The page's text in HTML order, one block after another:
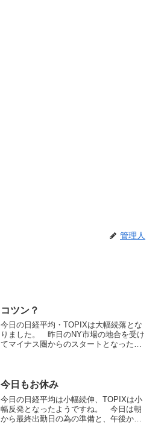
管理人
コツン？
今日の日経平均・TOPIXは大幅続落とな
りました。 昨日のNY市場の地合を受け
てマイナス圏からのスタートとなった東
を迎えました...
今日もお休み
今日の日経平均は小幅続伸、TOPIXは小
幅反発となったようですね。 今日は朝
から最終出勤日の為の準備と、午後から